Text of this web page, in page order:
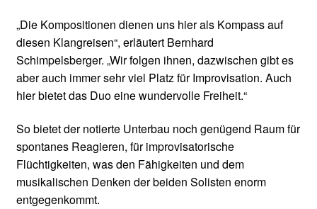
„Die Kompositionen dienen uns hier als Kompass auf
diesen Klangreisen“, erläutert Bernhard
Schimpelsberger. „Wir folgen ihnen, dazwischen gibt es
aber auch immer sehr viel Platz für Improvisation. Auch
hier bietet das Duo eine wundervolle Freiheit.“
So bietet der notierte Unterbau noch genügend Raum für
spontanes Reagieren, für improvisatorische
Flüchtigkeiten, was den Fähigkeiten und dem
musikalischen Denken der beiden Solisten enorm
entgegenkommt.